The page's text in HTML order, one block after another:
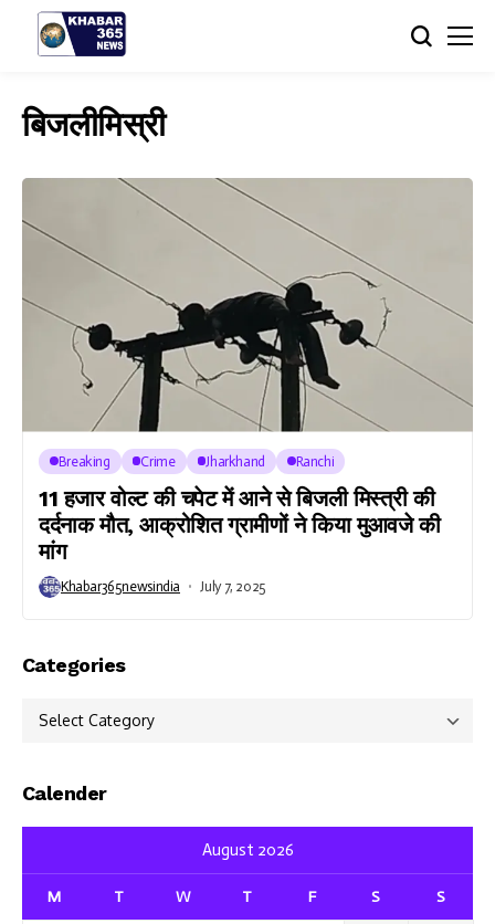
बिजलीमिस्री
Breaking Crime Jharkhand Ranchi
11 हजार वोल्ट की चपेट में आने से बिजली मिस्त्री की
दर्दनाक मौत, आक्रोशित ग्रामीणों ने किया मुआवजे की
मांग
Khabar365newsindia July 7, 2025
Categories
Calender
August 2026
M T W T F S S